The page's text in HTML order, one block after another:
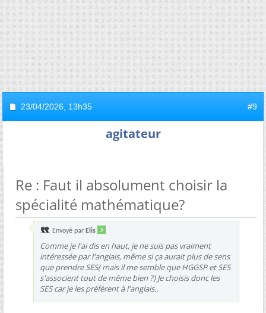
23/04/2026, 13h35 #9
agitateur
Re : Faut il absolument choisir la
spécialité mathématique?
Envoyé par Elis
Comme je l'ai dis en haut, je ne suis pas vraiment
intéressée par l'anglais, même si ça aurait plus de sens
que prendre SES( mais il me semble que HGGSP et SES
s'associent tout de même bien ?) Je choisis donc les
SES car je les préfèrent à l'anglais..